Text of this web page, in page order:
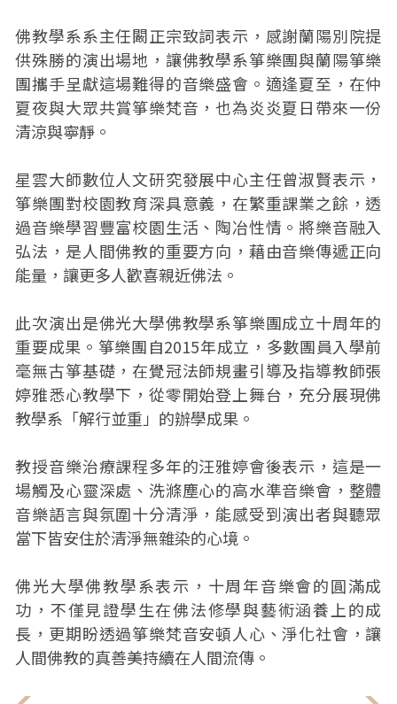
佛教學系系主任闞正宗致詞表示，感謝蘭陽別院提
供殊勝的演出場地，讓佛教學系箏樂團與蘭陽箏樂
團攜手呈獻這場難得的音樂盛會。適逢夏至，在仲
夏夜與大眾共賞箏樂梵音，也為炎炎夏日帶來一份
清涼與寧靜。
星雲大師數位人文研究發展中心主任曾淑賢表示，
箏樂團對校園教育深具意義，在繁重課業之餘，透
過音樂學習豐富校園生活、陶冶性情。將樂音融入
弘法，是人間佛教的重要方向，藉由音樂傳遞正向
能量，讓更多人歡喜親近佛法。
此次演出是佛光大學佛教學系箏樂團成立十周年的
重要成果。箏樂團自2015年成立，多數團員入學前
毫無古箏基礎，在覺冠法師規畫引導及指導教師張
婷雅悉心教學下，從零開始登上舞台，充分展現佛
教學系「解行並重」的辦學成果。
教授音樂治療課程多年的汪雅婷會後表示，這是一
場觸及心靈深處、洗滌塵心的高水準音樂會，整體
音樂語言與氛圍十分清淨，能感受到演出者與聽眾
當下皆安住於清淨無雜染的心境。
佛光大學佛教學系表示，十周年音樂會的圓滿成
功，不僅見證學生在佛法修學與藝術涵養上的成
長，更期盼透過箏樂梵音安頓人心、淨化社會，讓
人間佛教的真善美持續在人間流傳。